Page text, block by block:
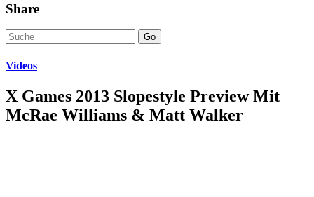
Share
Go
Videos
X Games 2013 Slopestyle Preview Mit
McRae Williams & Matt Walker